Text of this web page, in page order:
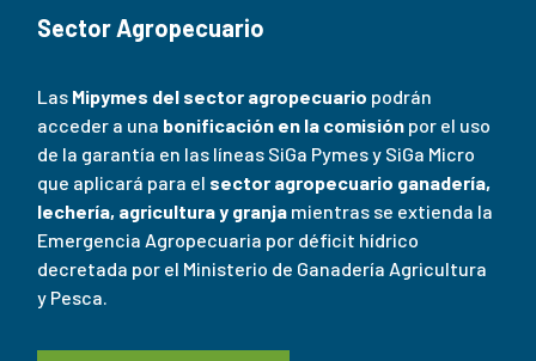
Sector Agropecuario
Las Mipymes del sector agropecuario podrán
acceder a una bonificación en la comisión por el uso
de la garantía en las líneas SiGa Pymes y SiGa Micro
que aplicará para el sector agropecuario ganadería,
lechería, agricultura y granja mientras se extienda la
Emergencia Agropecuaria por déficit hídrico
decretada por el Ministerio de Ganadería Agricultura
y Pesca.